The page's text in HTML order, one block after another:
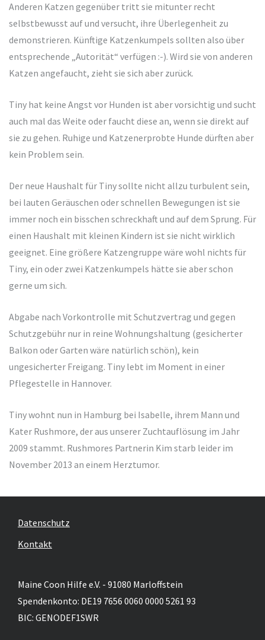
Anderen Katzen gegenüber tritt sie mitunter recht
selbstbewusst auf und versucht, ihre Überlegenheit zu
demonstrieren. Künftige Katzenkumpels sollten also über
entsprechende „Autorität“ verfügen :-). Wird sie von anderen
Katzen angefaucht, zieht sie sich aber zurück.
Tiny hat keine Angst vor Hunden ist aber vorsichtig und sucht
auch mal das Weite oder faucht diese an, wenn sie direkt auf
sie zu gehen. Ruhige und Katzenerprobte Hunde dürften aber
kein Problem sein.
Der neue Haushalt für Tiny sollte nicht allzu turbulent sein,
bei lauten Geräuschen oder schnellen Bewegungen ist sie
immer noch ein bisschen schreckhaft und auf dem Sprung. Für
einen Haushalt mit kleinen Kindern ist sie nicht wirklich
geeignet. Eine größere Katzengruppe wäre wohl nichts für
Tiny, ein oder zwei Katzenkumpels hätte sie aber schon
gerne um sich.
Abgabe nach Vorkontrolle mit Schutzvertrag und gegen
Schutzgebühr nur in reine Wohnungshaltung (gesicherter
Balkon oder Garten wäre natürlich schön), kein
ungesicherter Freigang. Tiny lebt im Moment in einer
Pflegestelle in Hannover.
Tiny wohnt nun in Hamburg bei Isabelle, ihrem Mann und
Kater Rushmore, der aus unserer Zuchtauflösung im Jahr
2009 stammt. Rushmores Partnerin Kim starb leider im
November 2013 an einem Herztumor.
Datenschutz
Kontakt
Maine Coon Hilfe e.V. - 91080 Marloffstein
Spendenkonto: DE19 7656 0060 0000 5261 93
BIC: GENODEF1SWR